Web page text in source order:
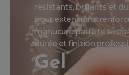
résistants, brillants et
pour extensions,
manucure parfaite avec
durée et finition
Gel